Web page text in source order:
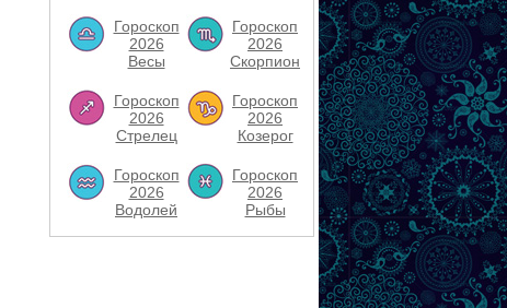
Гороскоп
2026
Весы
Гороскоп
2026
Скорпион
Гороскоп
2026
Стрелец
Гороскоп
2026
Козерог
Гороскоп
2026
Водолей
Гороскоп
2026
Рыбы